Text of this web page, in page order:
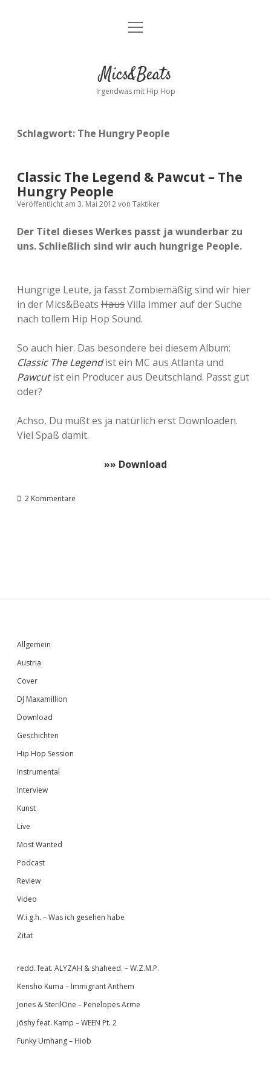
Kontakt
facebookinstagram
bandcamp
spotify
Menü
Mics&Beats
Irgendwas mit Hip Hop
Schlagwort: The Hungry People
Classic The Legend & Pawcut – The
Hungry People
Veröffentlicht am 3. Mai 2012von Taktiker
Der Titel dieses Werkes passt ja wunderbar zu
uns. Schließlich sind wir auch hungrige People.
Hungrige Leute, ja fasst Zombiemäßig sind wir hier
in der Mics&Beats HausVilla immer auf der Suche
nach tollem Hip Hop Sound.
So auch hier. Das besondere bei diesem Album:
Classic The Legendist ein MC aus Atlanta und
Pawcutist ein Producer aus Deutschland. Passt gut
oder?
Achso, Du mußt es ja natürlich erst Downloaden.
Viel Spaß damit.
»» Download
2 Kommentare
Sidebar
Allgemein
Austria
Cover
DJ Maxamillion
Download
Geschichten
Hip Hop Session
Instrumental
Interview
Kunst
Live
Most Wanted
Podcast
Review
Video
W.i.g.h. – Was ich gesehen habe
Zitat
redd. feat. ALYZAH & shaheed. – W.Z.M.P.
Kensho Kuma – Immigrant Anthem
Jones & SterilOne – Penelopes Arme
jōshy feat. Kamp – WEEN Pt. 2
Funky Umhang – Hiob